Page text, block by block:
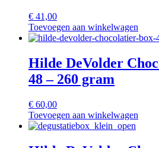
€ 41,00
Toevoegen aan winkelwagen
Hilde DeVolder
48 – 260 gram
€ 60,00
Toevoegen aan winkelwagen